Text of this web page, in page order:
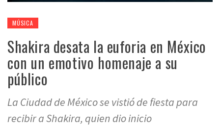
MÚSICA
Shakira desata la euforia en México
con un emotivo homenaje a su
público
La Ciudad de México se vistió de fiesta para
recibir a Shakira, quien dio inicio